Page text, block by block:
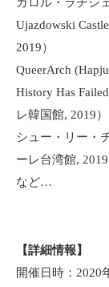
Ujazdowski
2019）
QueerArch
History Has
レ韓国館, 2019）
シュー・リー・
ーレ台湾館, 2019
など…
【詳細情報】
開催日時：2020